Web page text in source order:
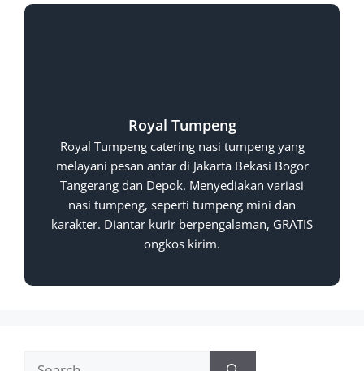
Royal Tumpeng
Royal Tumpeng catering nasi tumpeng yang
melayani pesan antar di Jakarta Bekasi Bogor
Tangerang dan Depok. Menyediakan variasi
nasi tumpeng, seperti tumpeng mini dan
karakter. Diantar kurir berpengalaman, GRATIS
ongkos kirim.